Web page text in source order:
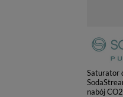
Saturator
nabój CO2